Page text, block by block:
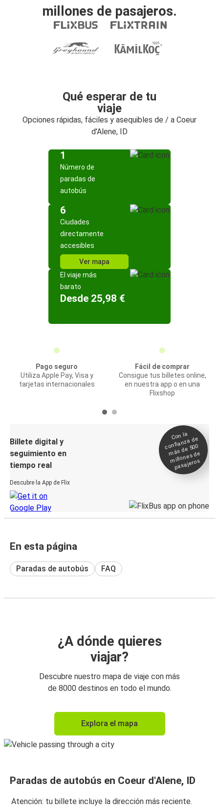
millones de pasajeros.
Qué esperar de tu
viaje
Opciones rápidas, fáciles y asequibles de / a Coeur
d'Alene, ID
1
Número de
paradas de
autobús
6
Ciudades
directamente
accesibles
Ver mapa
El viaje más
barato
Desde 25,98 €
Pago seguro
Utiliza Apple Pay, Visa y
tarjetas internacionales
Fácil de comprar
Consigue tus billetes online,
en nuestra app o en una
Flixshop
Billete digital y
seguimiento en
tiempo real
Descubre la App de Flix
Con la
confianza de
más de 500
millones de
pasajeros
En esta página
Paradas de autobús FAQ
¿A dónde quieres
viajar?
Descubre nuestro mapa de viaje con más
de 8000 destinos en todo el mundo.
Explora el mapa
Paradas de autobús en Coeur d'Alene, ID
Atención: tu billete incluye la dirección más reciente.